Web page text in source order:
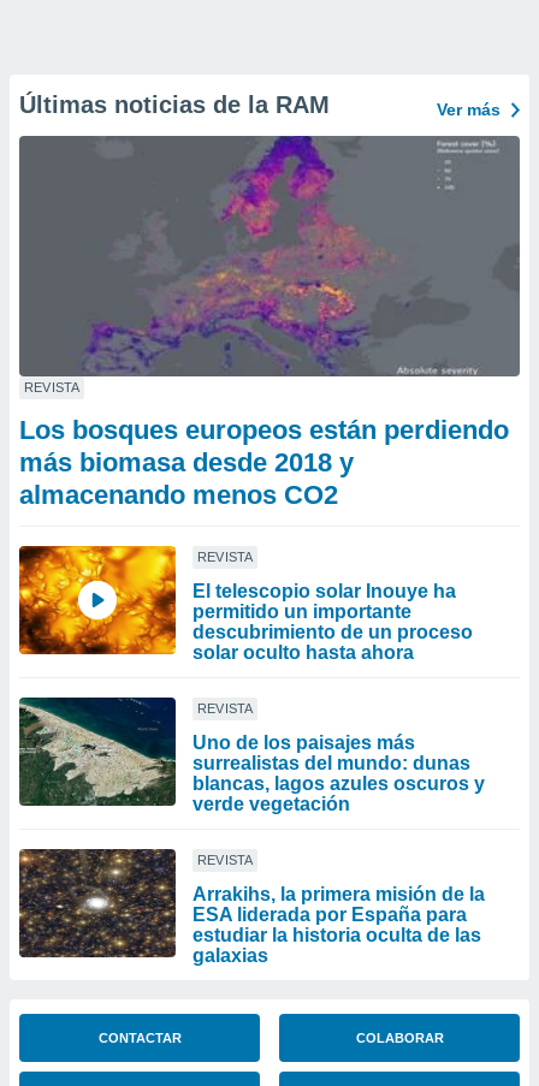
Últimas noticias de la RAM Ver más
REVISTA
Los bosques europeos están perdiendo
más biomasa desde 2018 y
almacenando menos CO2
REVISTA
El telescopio solar Inouye ha
permitido un importante
descubrimiento de un proceso
solar oculto hasta ahora
REVISTA
Uno de los paisajes más
surrealistas del mundo: dunas
blancas, lagos azules oscuros y
verde vegetación
REVISTA
Arrakihs, la primera misión de la
ESA liderada por España para
estudiar la historia oculta de las
galaxias
CONTACTAR COLABORAR